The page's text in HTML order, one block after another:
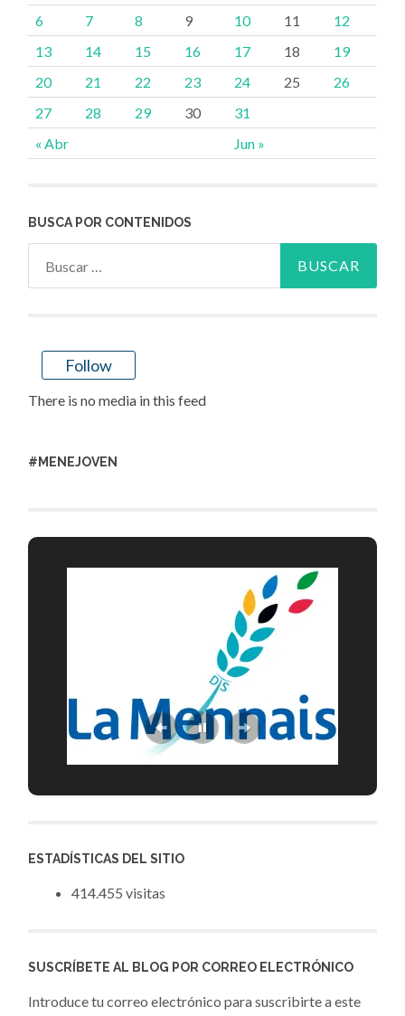
« Abr Jun »
6
7 8 9 10 11
12
13
14 15 16 17 18
19
20
21 22 23 24 25
26
27
28 29 30 31
BUSCA POR CONTENIDOS
Follow
There is no media in this feed
#MENEJOVEN
ESTADÍSTICAS DEL SITIO
414.455 visitas
SUSCRÍBETE AL BLOG POR CORREO ELECTRÓNICO
Introduce tu correo electrónico para suscribirte a este